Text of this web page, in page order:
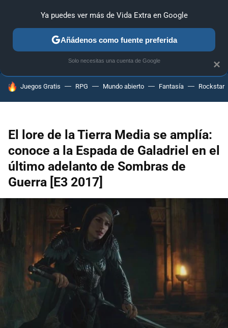
ANÁLISIS GUÍAS Y TRUCOS PC SONY NINTENDO
HOY SE HABLA DE
Juegos Gratis RPG Mundo abierto Fantasía Rockstar
El lore de la Tierra Media se amplía:
conoce a la Espada de Galadriel en el
último adelanto de Sombras de
Guerra [E3 2017]
×
Ya puedes ver más de Vida Extra en Google
Añádenos como fuente preferida
Solo necesitas una cuenta de Google